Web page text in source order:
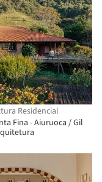
Residencial
Fina - Aiuruoca / Gil